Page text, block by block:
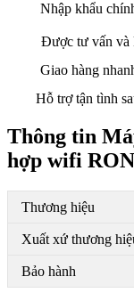
Nhập khẩu
Được tư vấn và
Giao hàng
Hỗ trợ tận tình
Thông tin
hợp wifi
Thương hiệu
Xuất xứ thương
Bảo hành